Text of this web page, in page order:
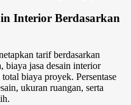
Interior Berdasarkan
tarif berdasarkan
biaya jasa desain interior
biaya proyek. Persentase
ukuran ruangan, serta